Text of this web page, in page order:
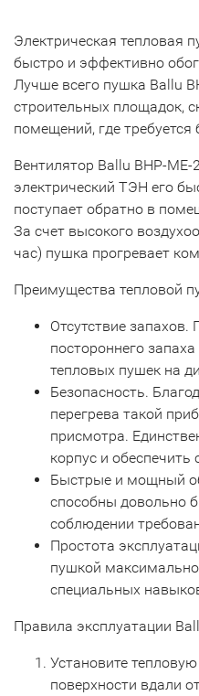
Электрическая тепловая
быстро и эффективно
Лучше всего пушка Ballu
строительных площадок,
помещений, где
Вентилятор Ballu BHP-
электрический ТЭН его
поступает обратно в
За счет высокого
час) пушка прогревает
Преимущества тепловой
Отсутствие
постороннего
тепловых пушек на
Безопасность.
перегрева такой
присмотра.
корпус и
Быстрые и мощный
способны довольно
соблюдении
Простота
пушкой максимально
специальных
Правила эксплуатации
Установите
поверхности вдали